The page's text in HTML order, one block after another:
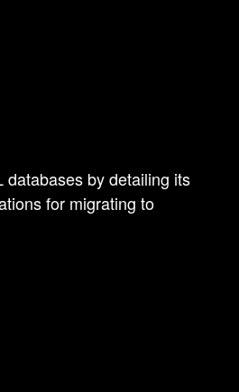
databases by detailing its
for migrating to